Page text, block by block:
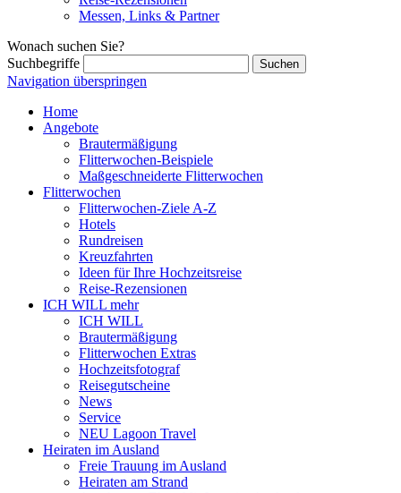
Messen, Links & Partner
Wonach suchen Sie?
Suchbegriffe
Navigation überspringen
Home
Angebote
Brautermäßigung
Flitterwochen-Beispiele
Maßgeschneiderte Flitterwochen
Flitterwochen
Flitterwochen-Ziele A-Z
Hotels
Rundreisen
Kreuzfahrten
Ideen für Ihre Hochzeitsreise
Reise-Rezensionen
ICH WILL mehr
ICH WILL
Brautermäßigung
Flitterwochen Extras
Hochzeitsfotograf
Reisegutscheine
News
Service
NEU Lagoon Travel
Heiraten im Ausland
Freie Trauung im Ausland
Heiraten am Strand